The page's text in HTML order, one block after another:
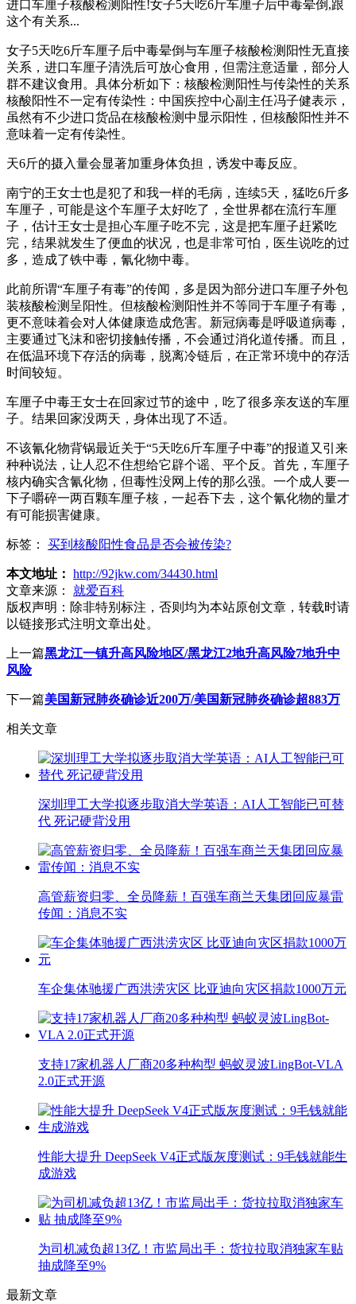
进口车厘子核酸检测阳性!女子5天吃6斤车厘子后中毒晕倒,跟
这个有关系...
女子5天吃6斤车厘子后中毒晕倒与车厘子核酸检测阳性无直接
关系，进口车厘子清洗后可放心食用，但需注意适量，部分人
群不建议食用。具体分析如下：核酸检测阳性与传染性的关系
核酸阳性不一定有传染性：中国疾控中心副主任冯子健表示，
虽然有不少进口货品在核酸检测中显示阳性，但核酸阳性并不
意味着一定有传染性。
天6斤的摄入量会显著加重身体负担，诱发中毒反应。
南宁的王女士也是犯了和我一样的毛病，连续5天，猛吃6斤多
车厘子，可能是这个车厘子太好吃了，全世界都在流行车厘
子，估计王女士是担心车厘子吃不完，这是把车厘子赶紧吃
完，结果就发生了便血的状况，也是非常可怕，医生说吃的过
多，造成了铁中毒，氰化物中毒。
此前所谓“车厘子有毒”的传闻，多是因为部分进口车厘子外包
装核酸检测呈阳性。但核酸检测阳性并不等同于车厘子有毒，
更不意味着会对人体健康造成危害。新冠病毒是呼吸道病毒，
主要通过飞沫和密切接触传播，不会通过消化道传播。而且，
在低温环境下存活的病毒，脱离冷链后，在正常环境中的存活
时间较短。
车厘子中毒王女士在回家过节的途中，吃了很多亲友送的车厘
子。结果回家没两天，身体出现了不适。
不该氰化物背锅最近关于“5天吃6斤车厘子中毒”的报道又引来
种种说法，让人忍不住想给它辟个谣、平个反。首先，车厘子
核内确实含氰化物，但毒性没网上传的那么强。一个成人要一
下子嚼碎一两百颗车厘子核，一起吞下去，这个氰化物的量才
有可能损害健康。
标签： 买到核酸阳性食品是否会被传染?
本文地址： http://92jkw.com/34430.html
文章来源：
就爱百科
版权声明： 除非特别标注，否则均为本站原创文章，转载时请
以链接形式注明文章出处。
上一篇黑龙江一镇升高风险地区/黑龙江2地升高风险7地升中
风险
下一篇美国新冠肺炎确诊近200万/美国新冠肺炎确诊超883万
相关文章
深圳理工大学拟逐步取消大学英语：AI人工智能已可替
代 死记硬背没用
高管薪资归零、全员降薪！百强车商兰天集团回应暴雷
传闻：消息不实
车企集体驰援广西洪涝灾区 比亚迪向灾区捐款1000万元
支持17家机器人厂商20多种构型 蚂蚁灵波LingBot-VLA
2.0正式开源
性能大提升 DeepSeek V4正式版灰度测试：9毛钱就能生
成游戏
为司机减负超13亿！市监局出手：货拉拉取消独家车贴
抽成降至9%
最新文章